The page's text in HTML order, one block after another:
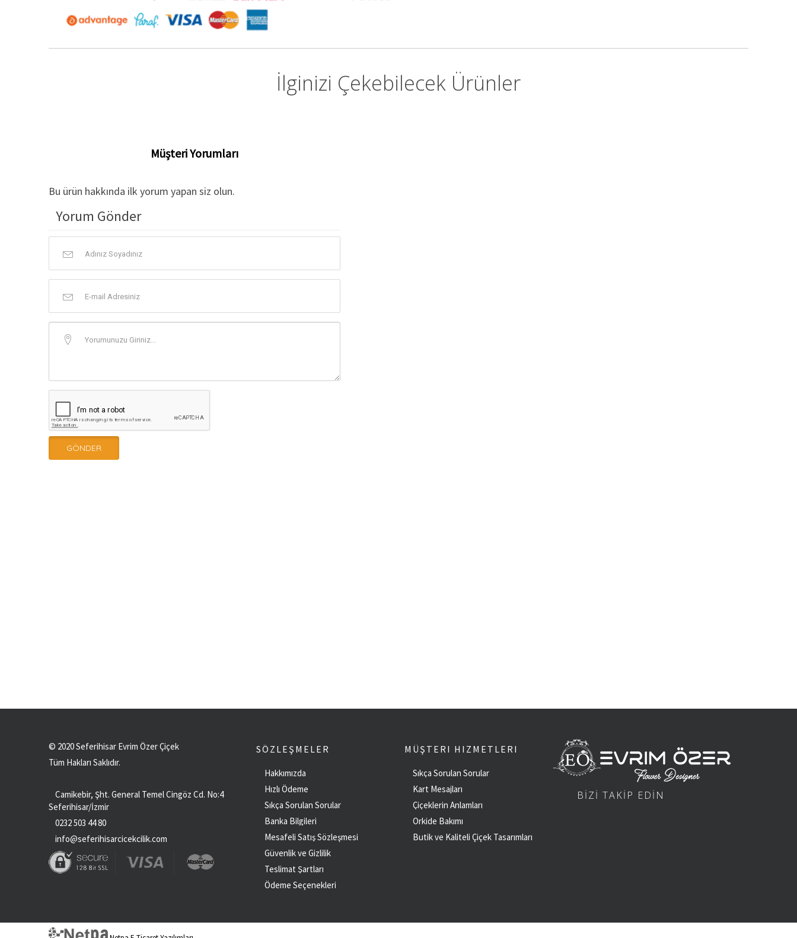
İlginizi Çekebilecek Ürünler
Müşteri Yorumları
Bu ürün hakkında ilk yorum yapan siz olun.
Yorum Gönder
© 2020 Seferihisar Evrim Özer Çiçek
Tüm Hakları Saklıdır.
Camikebir, Şht. General Temel Cingöz Cd. No:4
Seferihisar/İzmir
0232 503 44 80
info@seferihisarcicekcilik.com
SÖZLEŞMELER
Hakkımızda
Hızlı Ödeme
Sıkça Sorulan Sorular
Banka Bilgileri
Mesafeli Satış Sözleşmesi
Güvenlik ve Gizlilik
Teslimat Şartları
Ödeme Seçenekleri
MÜŞTERI HIZMETLERI
Sıkça Sorulan Sorular
Kart Mesajları
Çiçeklerin Anlamları
Orkide Bakımı
Butik ve Kaliteli Çiçek Tasarımları
BİZİ TAKİP EDİN